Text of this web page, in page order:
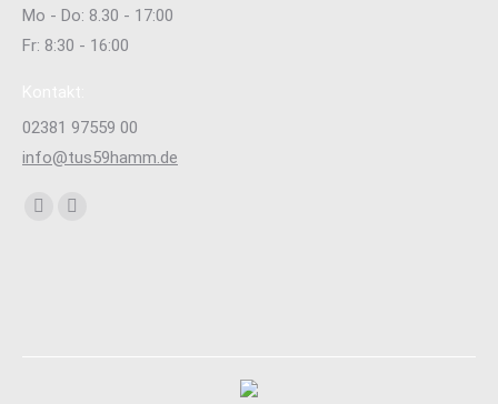
Mo - Do: 8.30 - 17:00
Fr: 8:30 - 16:00
02381 97559 00
info@tus59hamm.de
Finden Sie uns auf: